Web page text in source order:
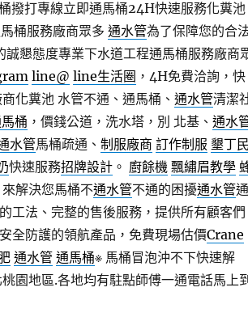
撥打專線立即通馬桶24H快速服務化糞池
桶服務廠商眾多 通水管為了保障您的合
誠懇態度專業下水道工程通馬桶服務廠商
line@ line生活圈 ，4H免費洽詢，快
化糞池 水管不通、通馬桶、 通水管清潔
桶 ，價錢公道，洗水塔，別 北基、 通水
水管馬桶疏通、 制服廠商 訂作制服 墾丁民
快速服務招牌設計。 廚餘機 飄繡眉教學
解決您馬桶不通水管不通的困擾通水管通
工法、完整的售後服務，提供所有顧客們
全防護的領航產品，免費現場估價Crane
通水管 通馬桶※ 馬桶冒泡沖不下快速解
園地區.各地均有駐點師傅一通電話馬上到